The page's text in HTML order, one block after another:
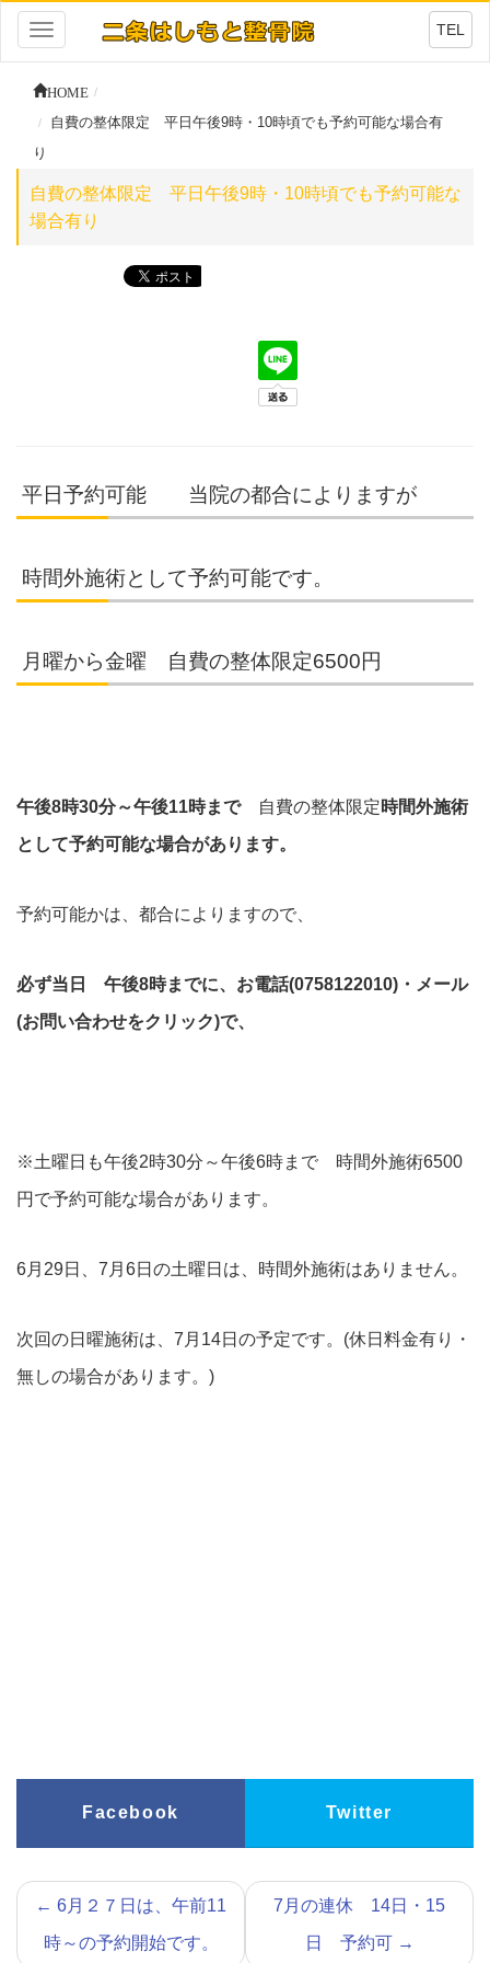
Toggle
navigation
TEL
HOME
自費の整体限定 平日午後9時・10時頃でも予約可能な場合有
り
自費の整体限定 平日午後9時・10時頃でも予約可能な
場合有り
平日予約可能 当院の都合によりますが
時間外施術として予約可能です。
月曜から金曜 自費の整体限定6500円
午後8時30分～午後11時まで自費の整体限定時間外施術
として予約可能な場合があります。
予約可能かは、都合によりますので、
必ず当日 午後8時までに、お電話(0758122010)・メール
(お問い合わせをクリック)で、
※土曜日も午後2時30分～午後6時まで 時間外施術6500
円で予約可能な場合があります。
6月29日、7月6日の土曜日は、時間外施術はありません。
次回の日曜施術は、7月14日の予定です。(休日料金有り・
無しの場合があります。)
Facebook Twitter
← 6月２７日は、午前11
時～の予約開始です。
7月の連休 14日・15
日 予約可 →